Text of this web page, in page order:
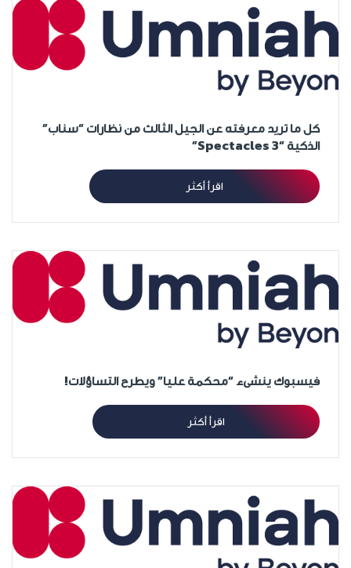
كل ما تريد معرفته عن الجيل الثالث من نظارات “سناب”
الذكية “Spectacles 3”
اقرأ أكثر
فيسبوك ينشىء “محكمة عليا” ويطرح التساؤلات!
اقرأ أكثر